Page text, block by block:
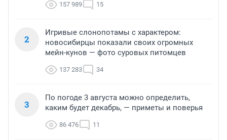
157 989 15
2
Игривые слонопотамы с характером:
новосибирцы показали своих огромных
мейн-кунов — фото суровых питомцев
137 283 34
3
По погоде 3 августа можно определить,
каким будет декабрь, — приметы и поверья
86 476 11